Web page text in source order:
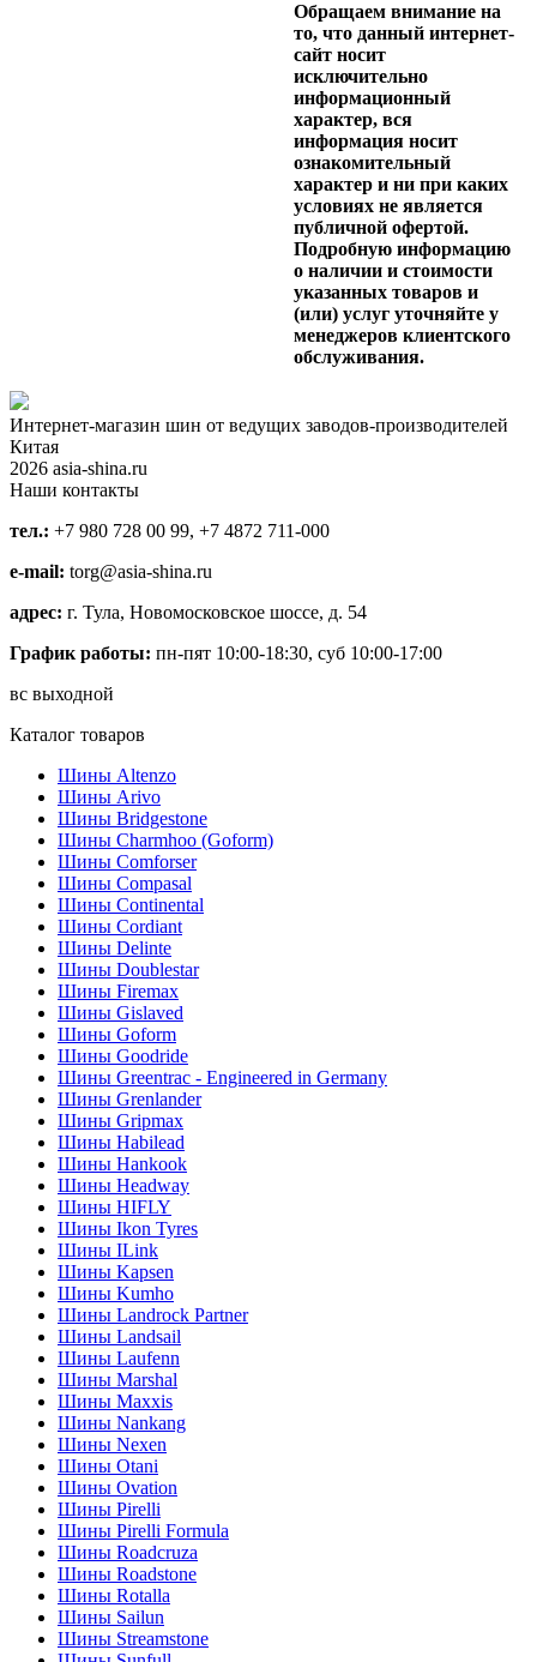
Обращаем внимание на
то, что данный интернет-
сайт носит
исключительно
информационный
характер, вся
информация носит
ознакомительный
характер и ни при каких
условиях не является
публичной офертой.
Подробную информацию
о наличии и стоимости
указанных товаров и
(или) услуг уточняйте у
менеджеров клиентского
обслуживания.
Интернет-магазин шин от ведущих заводов-производителей
Китая
2026 asia-shina.ru
Наши контакты
тел.: +7 980 728 00 99, +7 4872 711-000
e-mail: torg@asia-shina.ru
адрес: г. Тула, Новомосковское шоссе, д. 54
График работы: пн-пят 10:00-18:30, суб 10:00-17:00
вс выходной
Каталог товаров
Шины Altenzo
Шины Arivo
Шины Bridgestone
Шины Charmhoo (Goform)
Шины Comforser
Шины Compasal
Шины Continental
Шины Cordiant
Шины Delinte
Шины Doublestar
Шины Firemax
Шины Gislaved
Шины Goform
Шины Goodride
Шины Greentrac - Engineered in Germany
Шины Grenlander
Шины Gripmax
Шины Habilead
Шины Hankook
Шины Headway
Шины HIFLY
Шины Ikon Tyres
Шины ILink
Шины Kapsen
Шины Kumho
Шины Landrock Partner
Шины Landsail
Шины Laufenn
Шины Marshal
Шины Maxxis
Шины Nankang
Шины Nexen
Шины Otani
Шины Ovation
Шины Pirelli
Шины Pirelli Formula
Шины Roadcruza
Шины Roadstone
Шины Rotalla
Шины Sailun
Шины Streamstone